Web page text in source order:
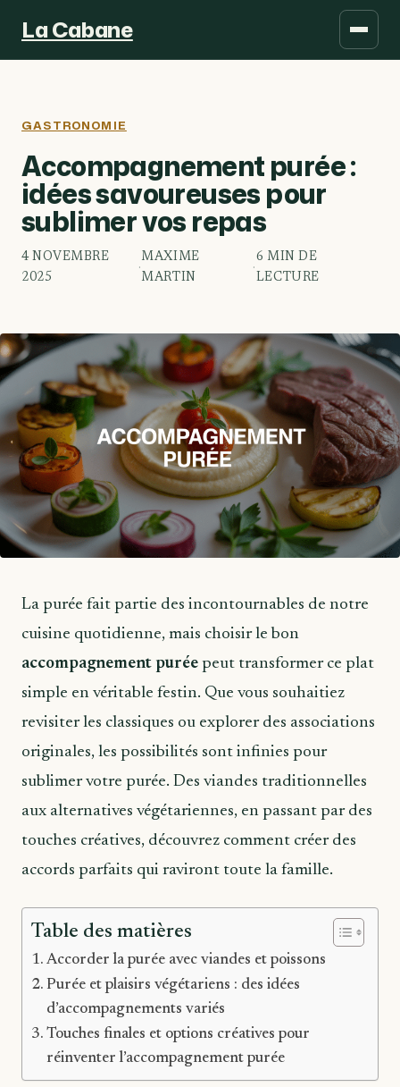
La Cabane
GASTRONOMIE
Accompagnement purée :
idées savoureuses pour
sublimer vos repas
4 NOVEMBRE
2025
·
MAXIME
MARTIN
·
6 MIN DE
LECTURE
La purée fait partie des incontournables de notre
cuisine quotidienne, mais choisir le bon
accompagnement purée peut transformer ce plat
simple en véritable festin. Que vous souhaitiez
revisiter les classiques ou explorer des associations
originales, les possibilités sont infinies pour
sublimer votre purée. Des viandes traditionnelles
aux alternatives végétariennes, en passant par des
touches créatives, découvrez comment créer des
accords parfaits qui raviront toute la famille.
Table des matières
Accorder la purée avec viandes et poissons
Purée et plaisirs végétariens : des idées
d’accompagnements variés
Touches finales et options créatives pour
réinventer l’accompagnement purée